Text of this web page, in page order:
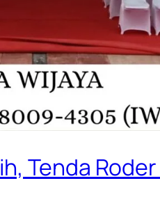
Tenda